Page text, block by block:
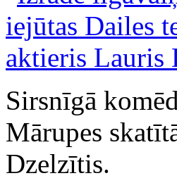
Sirsnīgā
Mārupes
Dzelzītis.